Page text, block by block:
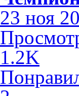
23 ноя
1.2K